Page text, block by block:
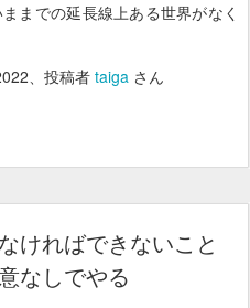
までの延長線上ある世界がなく
、投稿者 taigaさん
ければできないこと
なしでやる